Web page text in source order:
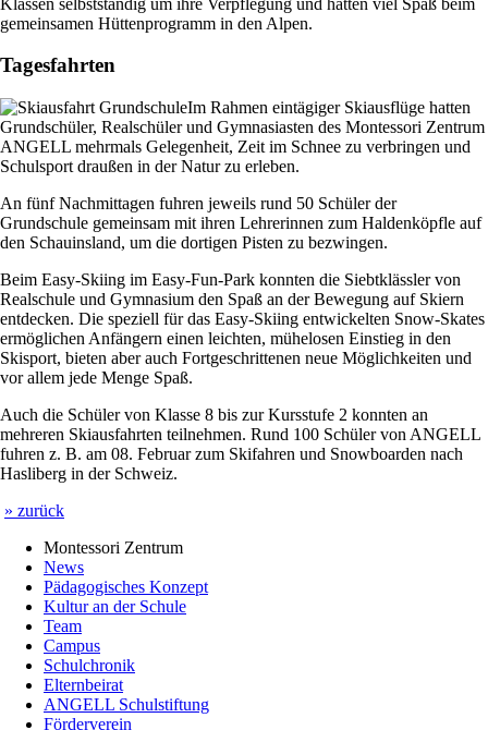
gemeinsamen Hüttenprogramm in den Alpen.
Tagesfahrten
Im Rahmen eintägiger Skiausflüge hatten
Grundschüler, Realschüler und Gymnasiasten des Montessori Zentrum
ANGELL mehrmals Gelegenheit, Zeit im Schnee zu verbringen und
Schulsport draußen in der Natur zu erleben.
An fünf Nachmittagen fuhren jeweils rund 50 Schüler der
Grundschule gemeinsam mit ihren Lehrerinnen zum Haldenköpfle auf
den Schauinsland, um die dortigen Pisten zu bezwingen.
Beim Easy-Skiing im Easy-Fun-Park konnten die Siebtklässler von
Realschule und Gymnasium den Spaß an der Bewegung auf Skiern
entdecken. Die speziell für das Easy-Skiing entwickelten Snow-Skates
ermöglichen Anfängern einen leichten, mühelosen Einstieg in den
Skisport, bieten aber auch Fortgeschrittenen neue Möglichkeiten und
vor allem jede Menge Spaß.
Auch die Schüler von Klasse 8 bis zur Kursstufe 2 konnten an
mehreren Skiausfahrten teilnehmen. Rund 100 Schüler von ANGELL
fuhren z. B. am 08. Februar zum Skifahren und Snowboarden nach
Hasliberg in der Schweiz.
» zurück
Montessori Zentrum
News
Pädagogisches Konzept
Kultur an der Schule
Team
Campus
Schulchronik
Elternbeirat
ANGELL Schulstiftung
Förderverein